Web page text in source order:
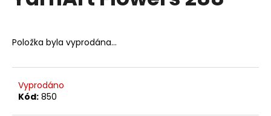
hvězdiček.
Položka byla vyprodána…
Vyprodáno
Kód: 850
í
t
?